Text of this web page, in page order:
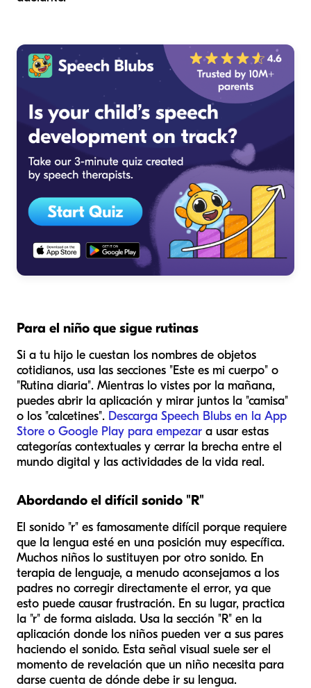
Para el niño que sigue rutinas
Si a tu hijo le cuestan los nombres de objetos
cotidianos, usa las secciones "Este es mi cuerpo" o
"Rutina diaria". Mientras lo vistes por la mañana,
puedes abrir la aplicación y mirar juntos la "camisa"
o los "calcetines". Descarga Speech Blubs en la App
Store o Google Play para empezar a usar estas
categorías contextuales y cerrar la brecha entre el
mundo digital y las actividades de la vida real.
Abordando el difícil sonido "R"
El sonido "r" es famosamente difícil porque requiere
que la lengua esté en una posición muy específica.
Muchos niños lo sustituyen por otro sonido. En
terapia de lenguaje, a menudo aconsejamos a los
padres no corregir directamente el error, ya que
esto puede causar frustración. En su lugar, practica
la "r" de forma aislada. Usa la sección "R" en la
aplicación donde los niños pueden ver a sus pares
haciendo el sonido. Esta señal visual suele ser el
momento de revelación que un niño necesita para
darse cuenta de dónde debe ir su lengua.